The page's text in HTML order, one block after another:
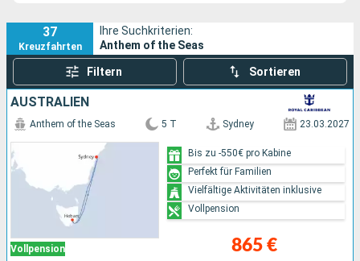
37
Kreuzfahrten
Ihre Suchkriterien:
Anthem of the Seas
Filtern Sortieren
AUSTRALIEN
Vollpension
Anthem of the Seas 5 T Sydney 23.03.2027
865 €
Bis zu -550€ pro Kabine
Perfekt für Familien
Vielfältige Aktivitäten inklusive
Vollpension